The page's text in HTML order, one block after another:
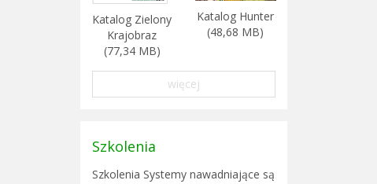
Katalog Zielony
Krajobraz
(77,34 MB)
Katalog Hunter
(48,68 MB)
więcej
Szkolenia
Szkolenia Systemy nawadniające są